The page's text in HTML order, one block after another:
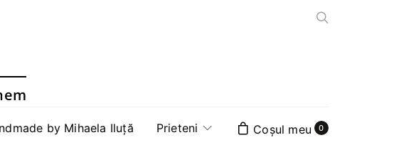
by Mihaela Iluță Prieteni 0